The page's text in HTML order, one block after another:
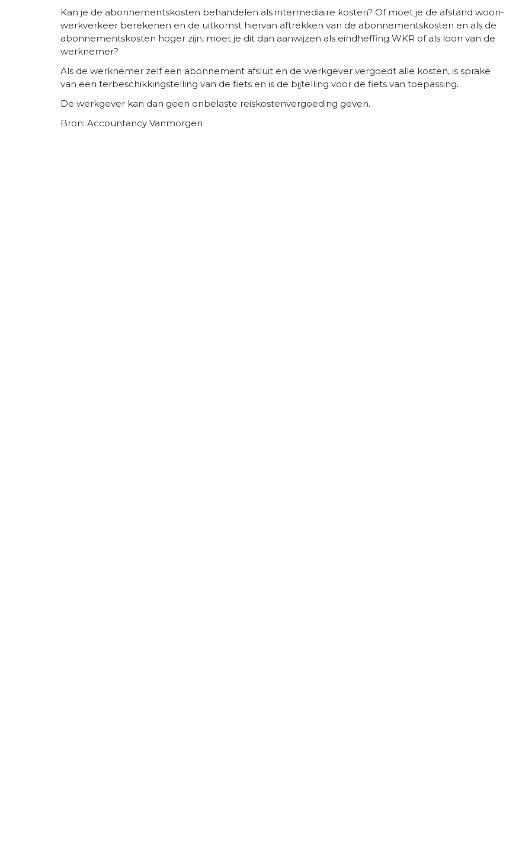
Kan je de abonnementskosten behandelen als intermediaire kosten? Of moet je de afstand woon-
werkverkeer berekenen en de uitkomst hiervan aftrekken van de abonnementskosten en als de
abonnementskosten hoger zijn, moet je dit dan aanwijzen als eindheffing WKR of als loon van de
werknemer?
Als de werknemer zelf een abonnement afsluit en de werkgever vergoedt alle kosten, is sprake
van een terbeschikkingstelling van de fiets en is de bijtelling voor de fiets van toepassing.
De werkgever kan dan geen onbelaste reiskostenvergoeding geven.
Bron: Accountancy Vanmorgen